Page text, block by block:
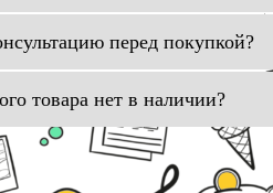
перед покупкой?
товара нет в наличии?